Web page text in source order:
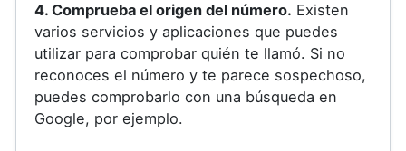
4. Comprueba el origen del número. Existen
varios servicios y aplicaciones que puedes
utilizar para comprobar quién te llamó. Si no
reconoces el número y te parece sospechoso,
puedes comprobarlo con una búsqueda en
Google, por ejemplo.